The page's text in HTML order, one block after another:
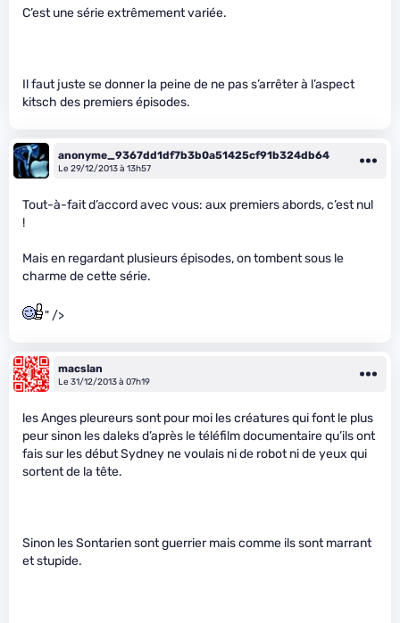
C’est une série extrêmement variée.
Il faut juste se donner la peine de ne pas s’arrêter à l’aspect
kitsch des premiers épisodes.
anonyme_9367dd1df7b3b0a51425cf91b324db64
Le 29/12/2013 à 13h57
Tout-à-fait d’accord avec vous: aux premiers abords, c’est nul
!
Mais en regardant plusieurs épisodes, on tombent sous le
charme de cette série.
" />
macslan
Le 31/12/2013 à 07h19
les Anges pleureurs sont pour moi les créatures qui font le plus
peur sinon les daleks d’après le téléfilm documentaire qu’ils ont
fais sur les début Sydney ne voulais ni de robot ni de yeux qui
sortent de la tête.
Sinon les Sontarien sont guerrier mais comme ils sont marrant
et stupide.